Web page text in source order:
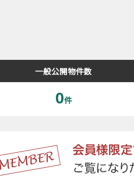
一般公開物件数
0件